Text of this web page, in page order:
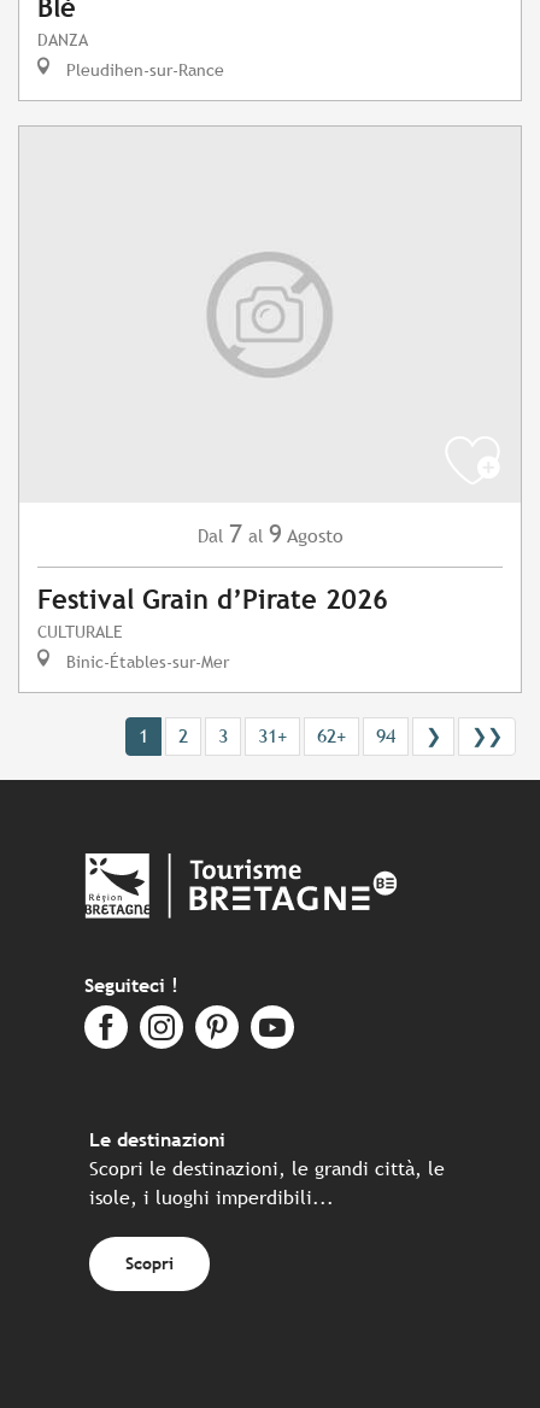
Blé
DANZA
Pleudihen-sur-Rance
Dal 7 al 9 Agosto
Festival Grain d’Pirate 2026
CULTURALE
Binic-Étables-sur-Mer
1 2 3 31+ 62+ 94 ❯ ❯❯
Seguiteci !
Le destinazioni
Scopri le destinazioni, le grandi città, le
isole, i luoghi imperdibili...
Scopri